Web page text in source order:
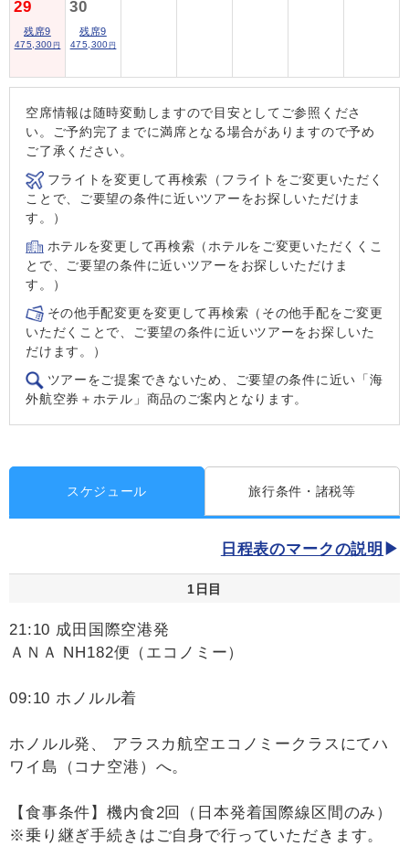
29
残席9
475,300 円
30
残席9
475,300 円
空席情報は随時変動しますので目安としてご参照くださ
い。ご予約完了までに満席となる場合がありますので予め
ご了承ください。
フライトを変更して再検索（フライトをご変更いただく
ことで、ご要望の条件に近いツアーをお探しいただけま
す。）
ホテルを変更して再検索（ホテルをご変更いただくくこ
とで、ご要望の条件に近いツアーをお探しいただけま
す。）
その他手配変更を変更して再検索（その他手配をご変更
いただくことで、ご要望の条件に近いツアーをお探しいた
だけます。）
ツアーをご提案できないため、ご要望の条件に近い「海
外航空券＋ホテル」商品のご案内となります。
スケジュール 旅行条件・諸税等
日程表のマークの説明
1日目
21:10 成田国際空港発
ＡＮＡ NH182便（エコノミー）
09:10 ホノルル着
ホノルル発、 アラスカ航空エコノミークラスにてハ
ワイ島（コナ空港）へ。
【食事条件】機内食2回（日本発着国際線区間のみ）
※乗り継ぎ手続きはご自身で行っていただきます。